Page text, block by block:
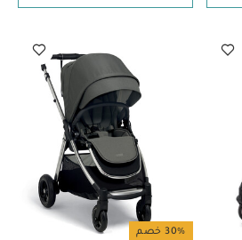
30% خصم